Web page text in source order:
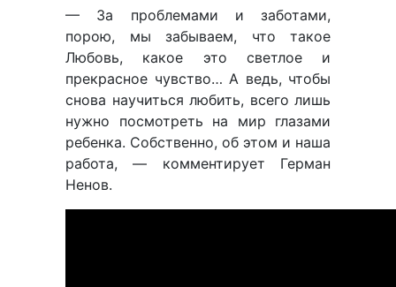
— За проблемами и заботами,
порою, мы забываем, что такое
Любовь, какое это светлое и
прекрасное чувство… А ведь, чтобы
снова научиться любить, всего лишь
нужно посмотреть на мир глазами
ребенка. Собственно, об этом и наша
работа, — комментирует Герман
Ненов.